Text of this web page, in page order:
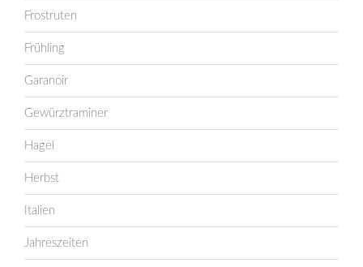
Frostruten
Frühling
Garanoir
Gewürztraminer
Hagel
Herbst
Italien
Jahreszeiten